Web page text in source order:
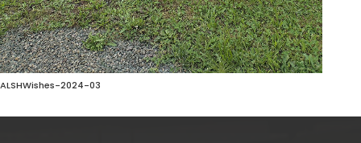
ALSHWishes-2024-03